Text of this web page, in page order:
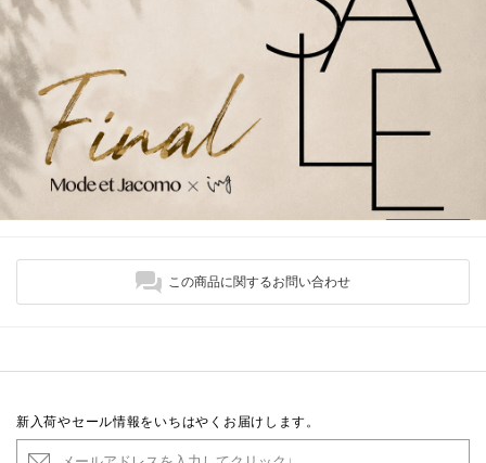
この商品に関するお問い合わせ
新入荷やセール情報をいちはやくお届けします。